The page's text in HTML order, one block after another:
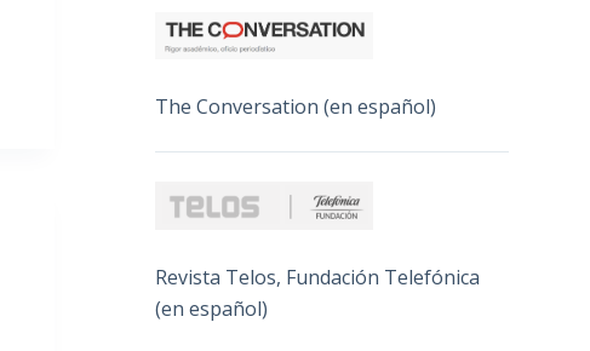
The Conversation (en español)
Revista Telos, Fundación Telefónica
(en español)